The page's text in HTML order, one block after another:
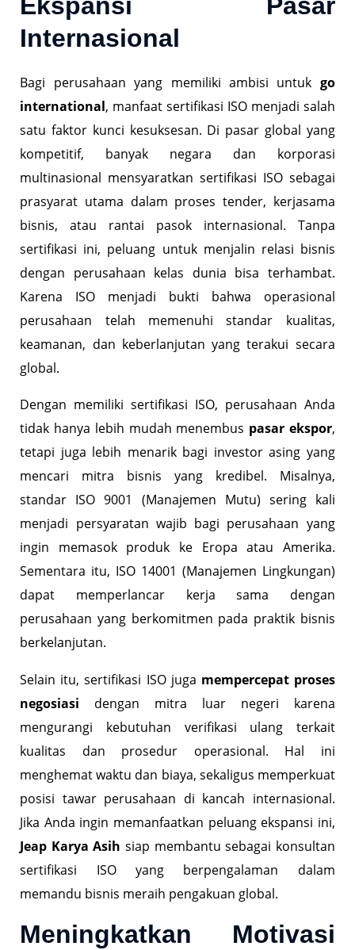
Internasional
Bagi perusahaan yang memiliki ambisi untuk go
international, manfaat sertifikasi ISO menjadi salah
satu faktor kunci kesuksesan. Di pasar global yang
kompetitif, banyak negara dan korporasi
multinasional mensyaratkan sertifikasi ISO sebagai
prasyarat utama dalam proses tender, kerjasama
bisnis, atau rantai pasok internasional. Tanpa
sertifikasi ini, peluang untuk menjalin relasi bisnis
dengan perusahaan kelas dunia bisa terhambat.
Karena ISO menjadi bukti bahwa operasional
perusahaan telah memenuhi standar kualitas,
keamanan, dan keberlanjutan yang terakui secara
global.
Dengan memiliki sertifikasi ISO, perusahaan Anda
tidak hanya lebih mudah menembus pasar ekspor,
tetapi juga lebih menarik bagi investor asing yang
mencari mitra bisnis yang kredibel. Misalnya,
standar ISO 9001 (Manajemen Mutu) sering kali
menjadi persyaratan wajib bagi perusahaan yang
ingin memasok produk ke Eropa atau Amerika.
Sementara itu, ISO 14001 (Manajemen Lingkungan)
dapat memperlancar kerja sama dengan
perusahaan yang berkomitmen pada praktik bisnis
berkelanjutan.
Selain itu, sertifikasi ISO juga mempercepat proses
negosiasi dengan mitra luar negeri karena
mengurangi kebutuhan verifikasi ulang terkait
kualitas dan prosedur operasional. Hal ini
menghemat waktu dan biaya, sekaligus memperkuat
posisi tawar perusahaan di kancah internasional.
Jika Anda ingin memanfaatkan peluang ekspansi ini,
Jeap Karya Asih siap membantu sebagai konsultan
sertifikasi ISO yang berpengalaman dalam
memandu bisnis meraih pengakuan global.
Meningkatkan Motivasi